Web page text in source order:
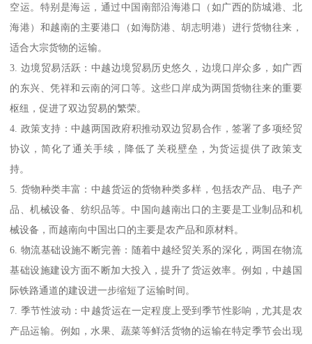
空运。特别是海运，通过中国南部沿海港口（如广西的防城港、北
海港）和越南的主要港口（如海防港、胡志明港）进行货物往来，
适合大宗货物的运输。
3. 边境贸易活跃：中越边境贸易历史悠久，边境口岸众多，如广西
的东兴、凭祥和云南的河口等。这些口岸成为两国货物往来的重要
枢纽，促进了双边贸易的繁荣。
4. 政策支持：中越两国政府积推动双边贸易合作，签署了多项经贸
协议，简化了通关手续，降低了关税壁垒，为货运提供了政策支
持。
5. 货物种类丰富：中越货运的货物种类多样，包括农产品、电子产
品、机械设备、纺织品等。中国向越南出口的主要是工业制品和机
械设备，而越南向中国出口的主要是农产品和原材料。
6. 物流基础设施不断完善：随着中越经贸关系的深化，两国在物流
基础设施建设方面不断加大投入，提升了货运效率。例如，中越国
际铁路通道的建设进一步缩短了运输时间。
7. 季节性波动：中越货运在一定程度上受到季节性影响，尤其是农
产品运输。例如，水果、蔬菜等鲜活货物的运输在特定季节会出现